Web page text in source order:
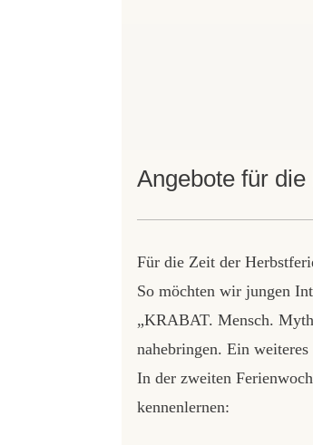
Angebote für
Für die Zeit der
So möchten wir jungen
„KRABAT. Mensch.
nahebringen. Ein
In der zweiten
kennenlernen: